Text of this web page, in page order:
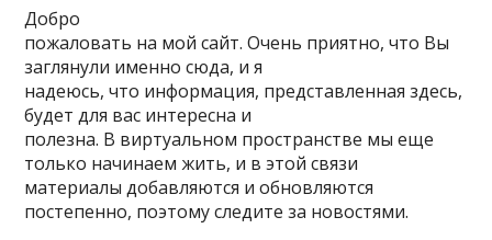
Добро
пожаловать на мой сайт. Очень приятно, что Вы
заглянули именно сюда, и я
надеюсь, что информация, представленная здесь,
будет для вас интересна и
полезна. В виртуальном пространстве мы еще
только начинаем жить, и в этой связи
материалы добавляются и обновляются
постепенно, поэтому следите за новостями.